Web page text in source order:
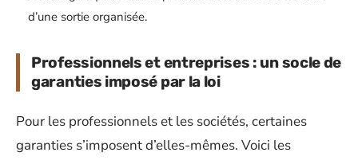
d’une sortie organisée.
Professionnels et entreprises : un socle de
garanties imposé par la loi
Pour les professionnels et les sociétés, certaines
garanties s’imposent d’elles-mêmes. Voici les